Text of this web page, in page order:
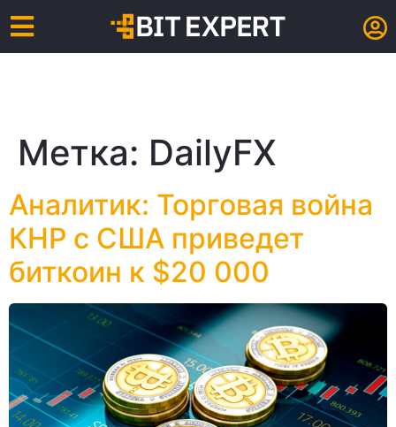
Метка: DailyFX
Аналитик: Торговая война
КНР с США приведет
биткоин к $20 000